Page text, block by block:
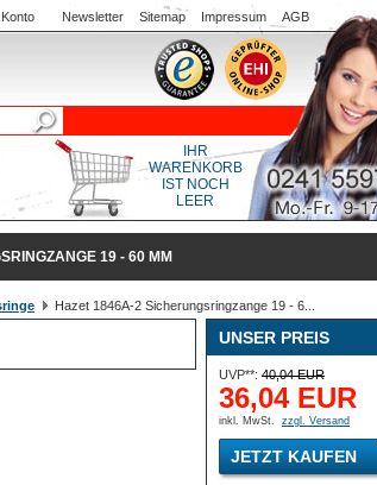
Newsletter Sitemap Impressum AGB
IHR
WARENKORB
IST NOCH
LEER
19 - 60 MM
Hazet 1846A-2 Sicherungsringzange 19 - 6...
UNSER PREIS
UVP**: 40,04 EUR
36,04 EUR
inkl. MwSt. zzgl. Versand
JETZT KAUFEN